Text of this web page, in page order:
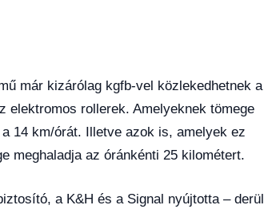
már kizárólag kgfb-vel közlekedhetnek a
elektromos rollerek. Amelyeknek tömege
14 km/órát. Illetve azok is, amelyek ez
meghaladja az óránkénti 25 kilométert.
a K&H és a Signal nyújtotta – derül